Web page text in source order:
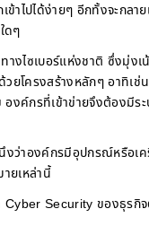
เข้าไปได้ง่ายๆ อีกทั้งจะกล
ดๆ
งไซเบอร์แห่งชาติ ซึ่งมุ่งเ
ยโครงสร้างหลักๆ อาทิเช่
งค์กรที่เข้าข่ายจึงต้องมีระ
ว่าองค์กรมีอุปกรณ์หรือเค
ยเหล่านี้
Security ของธุรกิจ